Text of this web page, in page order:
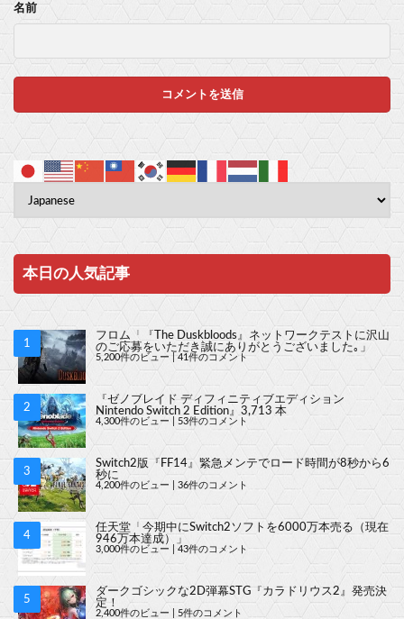
名前
本日の人気記事
フロム「『The Duskbloods』ネットワークテストに沢山
のご応募をいただき誠にありがとうございました｡」
5,200件のビュー |41件のコメント
『ゼノブレイド ディフィニティブエディション
Nintendo Switch 2 Edition』3,713 本
4,300件のビュー 53件のコメント
Switch2版『FF14』緊急メンテでロード時間が8秒から6
秒に
4,200件のビュー 36件のコメント
任天堂「今期中にSwitch2ソフトを6000万本売る（現在
946万本達成）」
3,000件のビュー |43件のコメント
ダークゴシックな2D弾幕STG『カラドリウス2』発売決
定！
2,400件のビュー 5件のコメント